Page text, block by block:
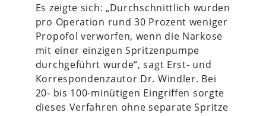
Es zeigte sich: „Durchschnittlich wurden
pro Operation rund 30 Prozent weniger
Propofol verworfen, wenn die Narkose
mit einer einzigen Spritzenpumpe
durchgeführt wurde“, sagt Erst- und
Korrespondenzautor Dr. Windler. Bei
20- bis 100-minütigen Eingriffen sorgte
dieses Verfahren ohne separate Spritze